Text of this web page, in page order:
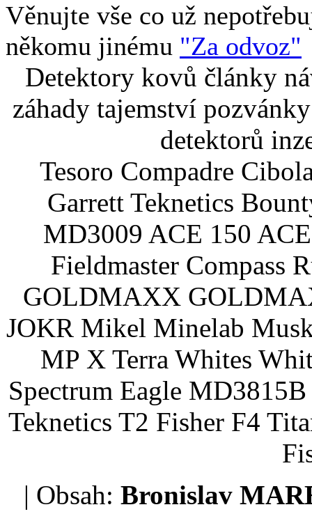
Věnujte vše co už
někomu jinému "Za odvoz"
Detektory kovů články
záhady tajemství
detektorů
Tesoro Compadre
Garrett Teknetics
MD3009 ACE 150
Fieldmaster Compass
GOLDMAXX
JOKR Mikel Minelab
MP X Terra Whites
Spectrum Eagle
Teknetics T2 Fisher F4
| Obsah: Bronislav